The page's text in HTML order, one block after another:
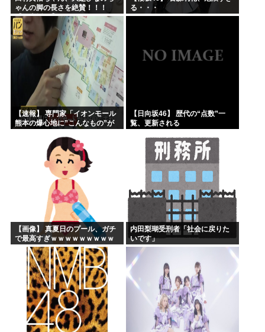
ゃんの脚の長さを絶賛！！！
【乃木坂46】
る・・・
【速報】 専門家「イオンモール
熊本の爆心地に”こんなもの”が
【日向坂46】 歴代の“点数”一
覧、更新される
【画像】 真夏日のプール、ガチ
で最高すぎｗｗｗｗｗｗｗｗｗ
内田梨瑚受刑者「社会に戻りた
いです」